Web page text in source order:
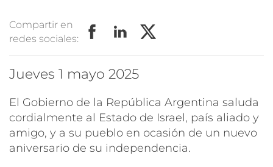
Compartir en
redes sociales:
jueves 1 mayo 2025
El Gobierno de la República Argentina saluda
cordialmente al Estado de Israel, país aliado y
amigo, y a su pueblo en ocasión de un nuevo
aniversario de su independencia.